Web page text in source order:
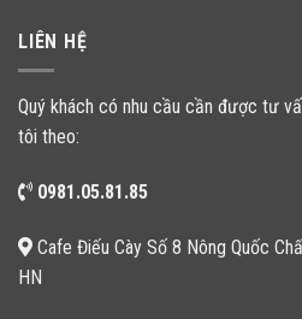
LIÊN HỆ
Quý khách có nhu cầu cần được tư
tôi theo:
0981.05.81.85
Cafe Điếu Cày Số 8 Nông Quốc
HN